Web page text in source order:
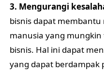
3. Mengurangi
bisnis dapat
manusia yang
bisnis. Hal ini dapat
yang dapat berdampak